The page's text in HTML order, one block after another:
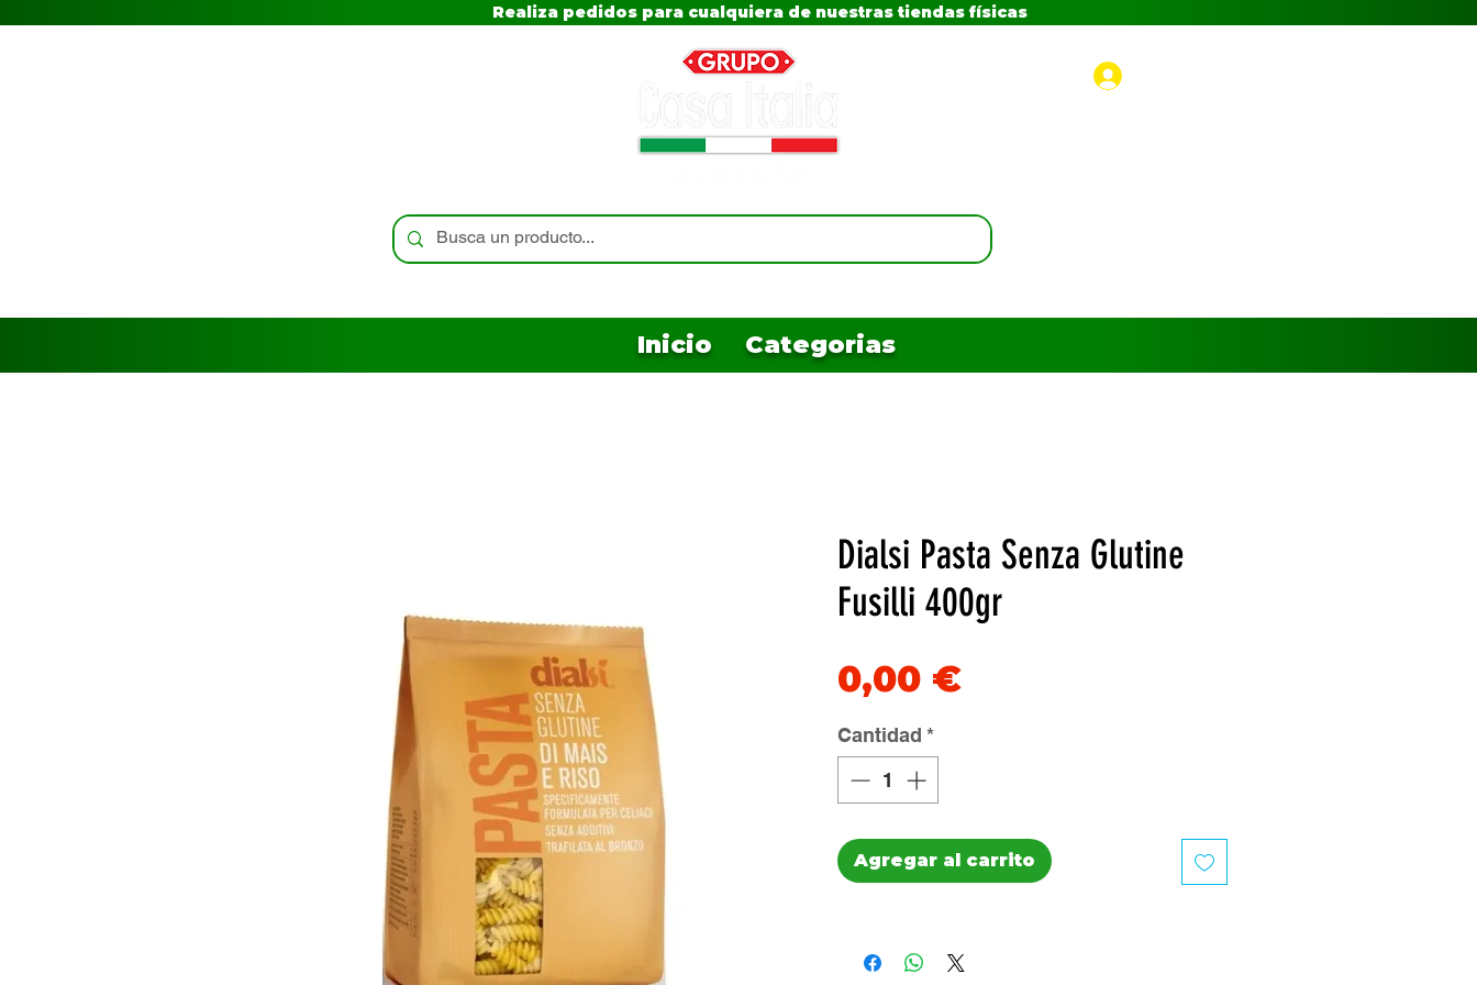
Realiza pedidos para cualquiera de nuestras tiendas físicas
Inicio Categorias
Dialsi Pasta Senza Glutine
Fusilli 400gr
0,00 €Precio
Cantidad *
Agregar al carrito